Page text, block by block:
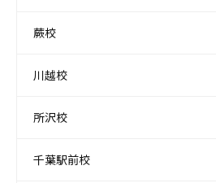
蕨校
川越校
所沢校
千葉駅前校